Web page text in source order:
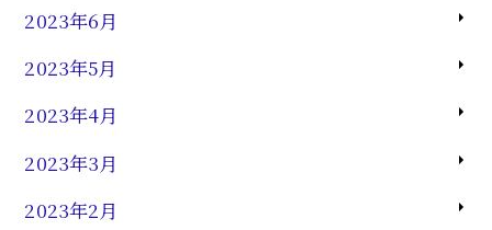
2023年6月
2023年5月
2023年4月
2023年3月
2023年2月